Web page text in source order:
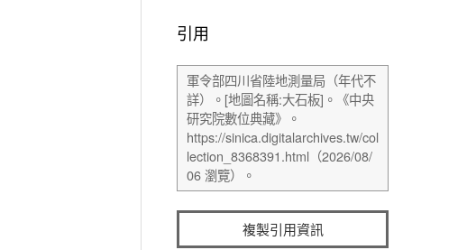
引用
複製引用資訊